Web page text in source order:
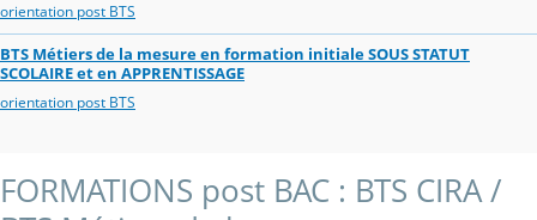
orientation post BTS
BTS Métiers de la mesure en formation initiale SOUS STATUT
SCOLAIRE et en APPRENTISSAGE
orientation post BTS
FORMATIONS post BAC : BTS CIRA /